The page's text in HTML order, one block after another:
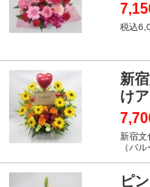
税込
新
け
新宿文
（バ
ピ